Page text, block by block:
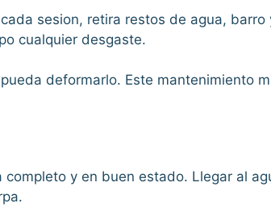
sesion, retira restos de agua,
cualquier desgaste.
deformarlo. Este mantenimiento
y en buen estado. Llegar al